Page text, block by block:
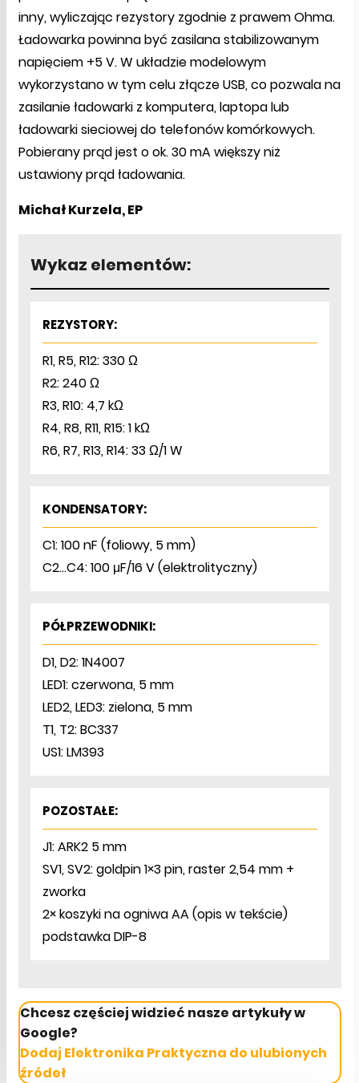
inny, wyliczając rezystory zgodnie z prawem Ohma.
Ładowarka powinna być zasilana stabilizowanym
napięciem +5 V. W układzie modelowym
wykorzystano w tym celu złącze USB, co pozwala na
zasilanie ładowarki z komputera, laptopa lub
ładowarki sieciowej do telefonów komórkowych.
Pobierany prąd jest o ok. 30 mA większy niż
ustawiony prąd ładowania.
Michał Kurzela, EP
Wykaz elementów:
REZYSTORY:
R1, R5, R12: 330 Ω
R2: 240 Ω
R3, R10: 4,7 kΩ
R4, R8, R11, R15: 1 kΩ
R6, R7, R13, R14: 33 Ω/1 W
KONDENSATORY:
C1: 100 nF (foliowy, 5 mm)
C2…C4: 100 μF/16 V (elektrolityczny)
PÓŁPRZEWODNIKI:
D1, D2: 1N4007
LED1: czerwona, 5 mm
LED2, LED3: zielona, 5 mm
T1, T2: BC337
US1: LM393
POZOSTAŁE:
J1: ARK2 5 mm
SV1, SV2: goldpin 1×3 pin, raster 2,54 mm +
zworka
2× koszyki na ogniwa AA (opis w tekście)
podstawka DIP-8
Chcesz częściej widzieć nasze artykuły w
Google?
Dodaj Elektronika Praktyczna do ulubionych
źródeł